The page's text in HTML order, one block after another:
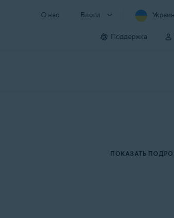
О нас Блоги
Поддержка
ПОКАЗАТЬ